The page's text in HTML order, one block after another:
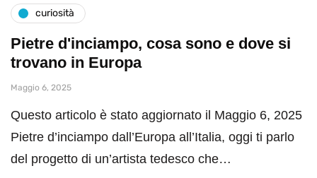
curiosità
Pietre d'inciampo, cosa sono e dove si
trovano in Europa
Maggio 6, 2025
Questo articolo è stato aggiornato il Maggio 6, 2025
Pietre d’inciampo dall’Europa all’Italia, oggi ti parlo
del progetto di un’artista tedesco che…